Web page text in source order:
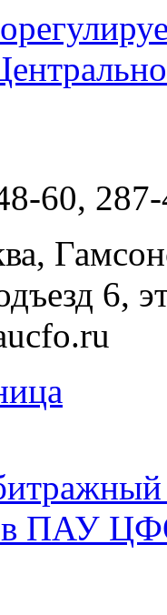
60,
6,
ПАУ